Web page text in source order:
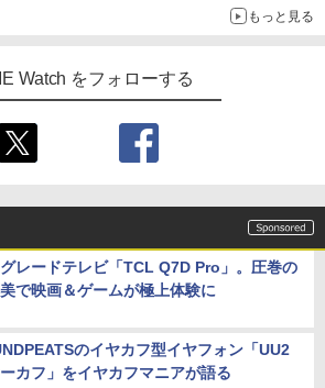
もっと見る
Watch をフォローする
レードテレビ「TCL Q7D Pro」。圧巻の
で映画＆ゲームが極上体験に
のイヤカフ型イヤフォン「UU2
カフ」をイヤカフマニアが語る